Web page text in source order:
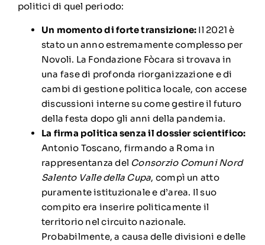
politici di quel periodo:
Un momento di forte transizione: Il 2021 è
stato un anno estremamente complesso per
Novoli. La Fondazione Fòcara si trovava in
una fase di profonda riorganizzazione e di
cambi di gestione politica locale, con accese
discussioni interne su come gestire il futuro
della festa dopo gli anni della pandemia.
La firma politica senza il dossier scientifico:
Antonio Toscano, firmando a Roma in
rappresentanza del Consorzio Comuni Nord
Salento Valle della Cupa, compì un atto
puramente istituzionale e d’area. Il suo
compito era inserire politicamente il
territorio nel circuito nazionale.
Probabilmente, a causa delle divisioni e delle